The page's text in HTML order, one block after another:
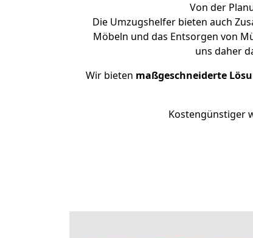
Von der
Die Umzugshelfer bieten auch
Möbeln und das Entsorgen von
uns daher
Wir bieten maßgeschneiderte
Kostengünstiger